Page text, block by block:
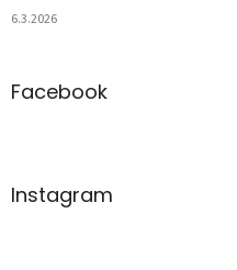
6.3.2026
Facebook
Instagram